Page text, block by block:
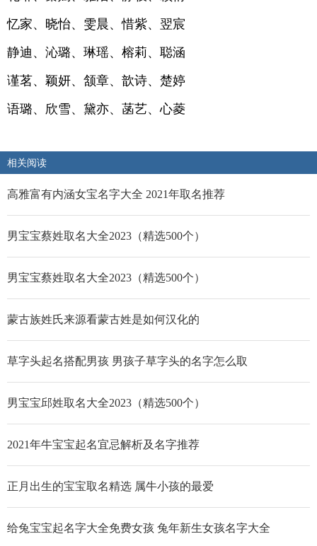
忆家、晓怡、雯晨、惜紫、翌宸
静迪、沁璐、琳瑶、榕莉、聪涵
谨茗、颖妍、颔章、歆诗、楚婷
语璐、欣雪、黛亦、菡艺、心菱
相关阅读
高雅富有内涵女宝名字大全 2021年取名推荐
男宝宝蔡姓取名大全2023（精选500个）
男宝宝蔡姓取名大全2023（精选500个）
蒙古族姓氏来源看蒙古姓是如何汉化的
草字头起名搭配男孩 男孩子草字头的名字怎么取
男宝宝邱姓取名大全2023（精选500个）
2021年牛宝宝起名宜忌解析及名字推荐
正月出生的宝宝取名精选 属牛小孩的最爱
给兔宝宝起名字大全免费女孩 兔年新生女孩名字大全